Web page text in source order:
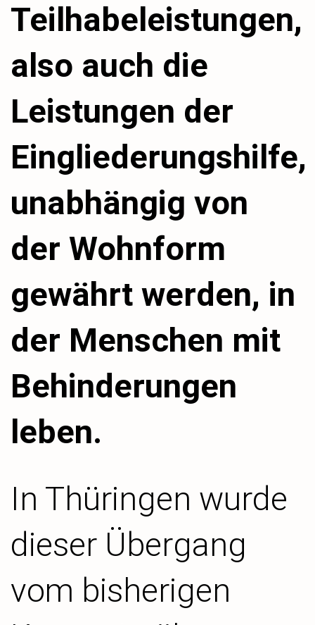
Teilhabeleistungen,
also auch die
Leistungen der
Eingliederungshilfe,
unabhängig von
der Wohnform
gewährt werden, in
der Menschen mit
Behinderungen
leben.
In Thüringen wurde
dieser Übergang
vom bisherigen